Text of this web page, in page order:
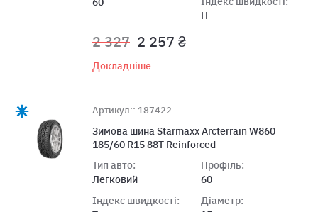
H
2 327 2 257 ₴
Докладніше
Артикул:: 187422
Зимова шина Starmaxx Arcterrain W860
185/60 R15 88T Reinforced
Тип авто:
Легковий
Індекс швидкості:
Профіль:
60
Діаметр: